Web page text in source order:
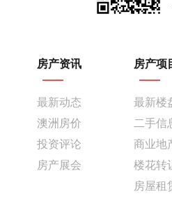
房产资讯
最新动态
澳洲房价
投资评论
房产展会
房产项
最新楼
二手信
商业地
楼花转
房屋租